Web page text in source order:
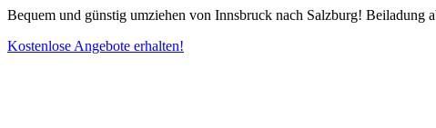
Bequem und günstig umziehen von Innsbruck nach Salzburg! Beiladung
Kostenlose Angebote erhalten!